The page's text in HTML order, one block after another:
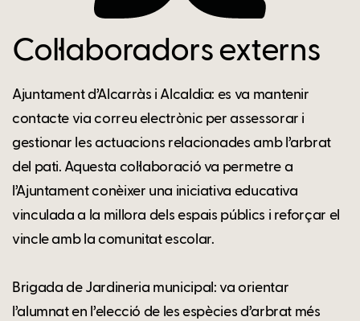
Col·laboradors externs
Ajuntament d’Alcarràs i Alcaldia: es va mantenir
contacte via correu electrònic per assessorar i
gestionar les actuacions relacionades amb l’arbrat
del pati. Aquesta col·laboració va permetre a
l’Ajuntament conèixer una iniciativa educativa
vinculada a la millora dels espais públics i reforçar el
vincle amb la comunitat escolar.
Brigada de Jardineria municipal: va orientar
l’alumnat en l’elecció de les espècies d’arbrat més